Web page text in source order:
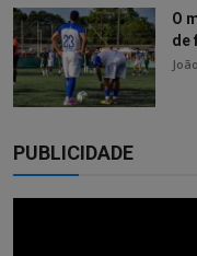
O
de
PUBLICIDADE